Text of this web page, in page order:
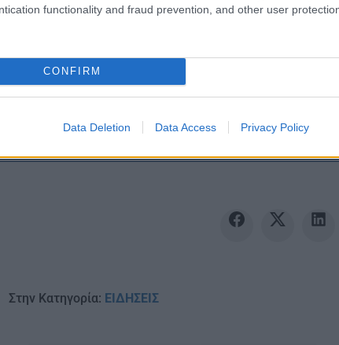
functionality and fraud prevention, and other user
CONFIRM
Data Deletion Data Access Privacy Policy
Ακολουθείστε το
TελευταίεςΕιδήσειςγια την
Στην Κατηγορία: ΕΙΔΗΣΕΙΣ